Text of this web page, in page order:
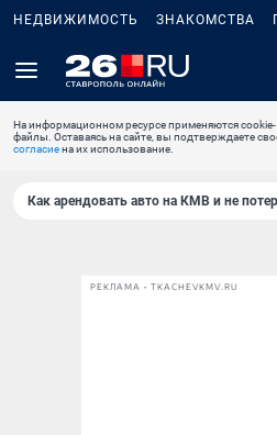
НЕДВИЖИМОСТЬ ЗНАКОМСТВА
На информационном ресурсе применяются cookie-
файлы. Оставаясь на сайте, вы подтверждаете
согласиена их использование.
Как арендовать авто на КМВ и не
РЕКЛАМА • TKACHEVKMV.RU